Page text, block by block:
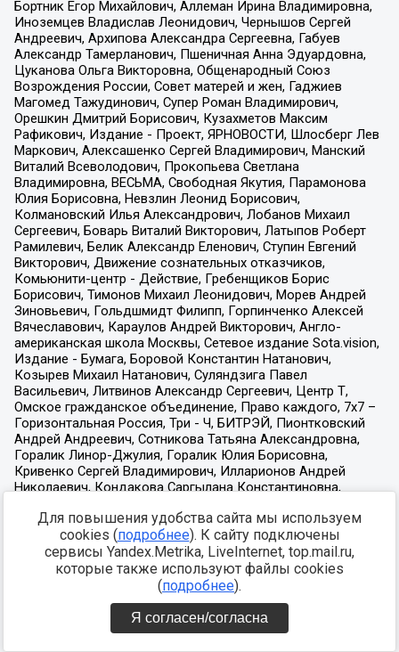
Для повышения удобства сайта мы используем
cookies (подробнее). К сайту подключены
сервисы Yandex.Metrika, LiveInternet, top.mail.ru,
которые также используют файлы cookies
(подробнее).
Я согласен/согласна